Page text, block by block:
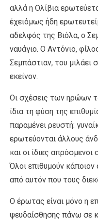
αλλά η Ολίβια
έχειόμως ήδη
αδελφός της Βιόλα, ο
ναυάγιο. Ο Αντόνιο,
Σεμπάστιαν, του μιλάει
εκείνον.
Οι σχέσεις των ηρώων
ίδια τη φύση της
παραμένει ρευστή:
ερωτεύονται άλλους
και οι ίδιες
Όλοι επιθυμούν
από αυτόν που τους
Ο έρωτας είναι μόνο η
ψευδαίσθησης πάνω σε